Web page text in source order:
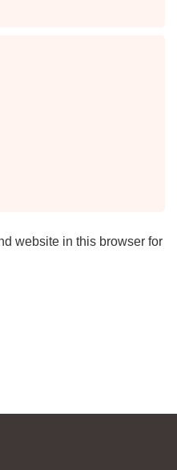
website in this browser for